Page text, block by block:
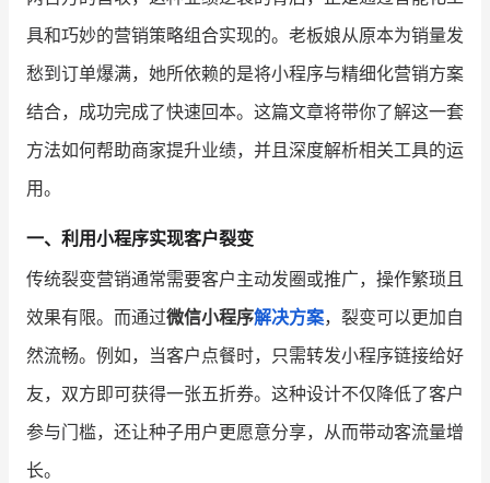
新零售资讯
培训课程
增长俱乐部
增长俱乐部 有赞商盟
商家社区 社群交流
合作共进
入驻有赞 认证代理商
认证服务商 设计服务商
具和巧妙的营销策略组合实现的。老板娘从原本为销量发
愁到订单爆满，她所依赖的是将小程序与精细化营销方案
结合，成功完成了快速回本。这篇文章将带你了解这一套
方法如何帮助商家提升业绩，并且深度解析相关工具的运
用。
一、利用小程序实现客户裂变
传统裂变营销通常需要客户主动发圈或推广，操作繁琐且
效果有限。而通过微信小程序解决方案，裂变可以更加自
然流畅。例如，当客户点餐时，只需转发小程序链接给好
友，双方即可获得一张五折券。这种设计不仅降低了客户
参与门槛，还让种子用户更愿意分享，从而带动客流量增
长。